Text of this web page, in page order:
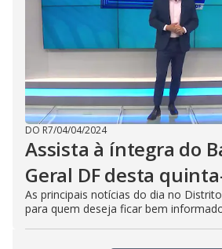
DO R7/04/04/2024
Assista à íntegra do
Geral DF desta
As principais notícias do dia no
para quem deseja ficar bem